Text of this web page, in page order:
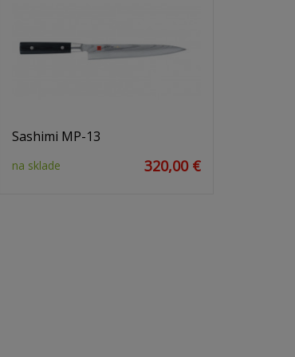
Sashimi MP-13
na sklade 320,00 €